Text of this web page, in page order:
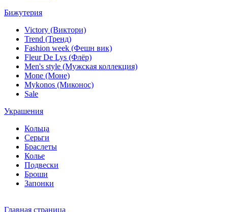
Бижутерия
Victory (Виктори)
Trend (Тренд)
Fashion week (Фешн вик)
Fleur De Lys (Флёр)
Men's style (Мужская коллекция)
Mone (Моне)
Mykonos (Миконос)
Sale
Украшения
Кольца
Серьги
Браслеты
Колье
Подвески
Броши
Запонки
Главная страница